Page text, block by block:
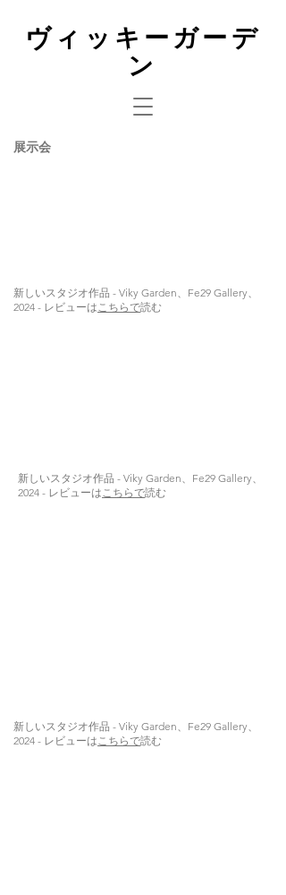
ヴィッキーガーデ
ン
展示会
新しいスタジオ作品 - Viky Garden、Fe29 Gallery、
2024 - レビューはこちらで読む
新しいスタジオ作品 - Viky Garden、Fe29 Gallery、
2024 - レビューはこちらで読む
新しいスタジオ作品 - Viky Garden、Fe29 Gallery、
2024 - レビューはこちらで読む